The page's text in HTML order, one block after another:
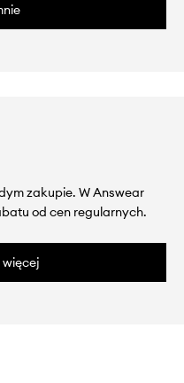
zakupie. W Answear
od cen regularnych.
więcej